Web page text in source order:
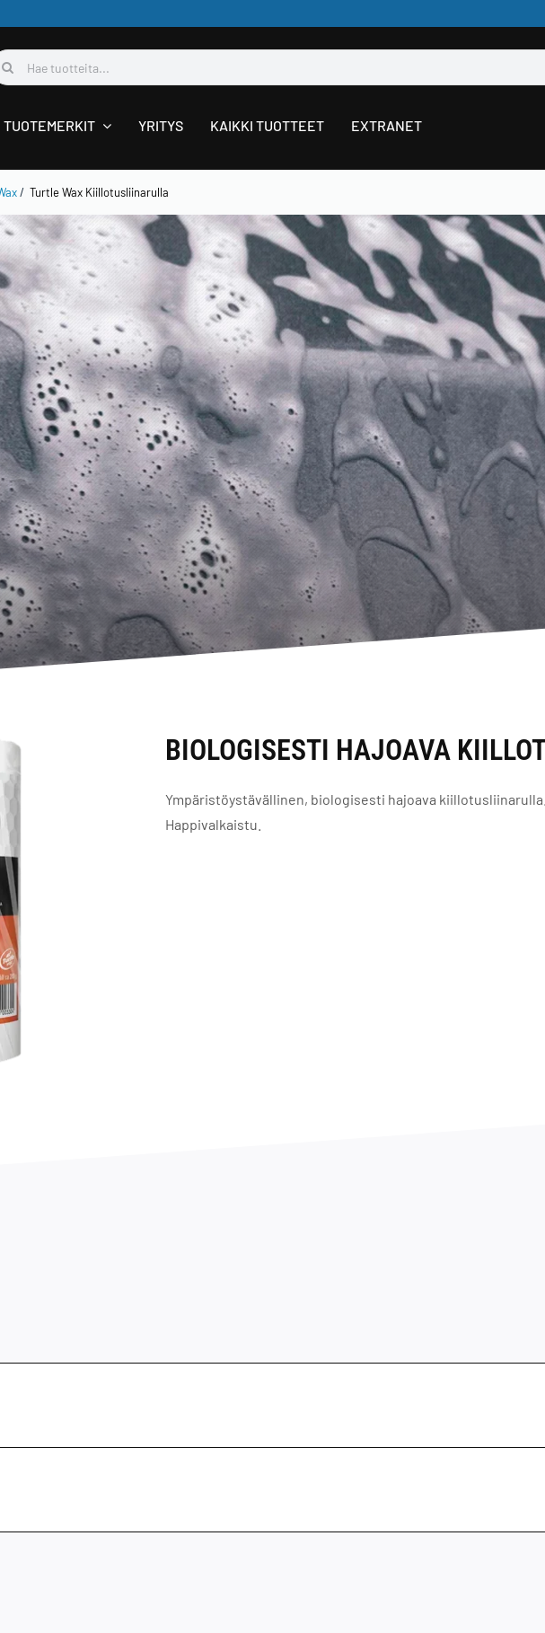
TUOTEMERKIT YRITYS KAIKKI TUOTTEET EXTRANET
/ Turtle Wax Kiillotusliinarulla
BIOLOGISESTI HAJOAVA
Ympäristöystävällinen, biologisesti hajoava
Happivalkaistu.